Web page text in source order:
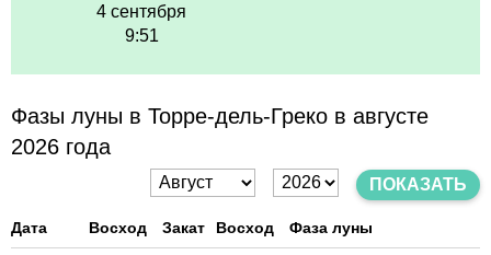
4 сентября
9:51
Фазы луны в Торре-дель-Греко в августе
2026 года
ПОКАЗАТЬ
Дата Восход Закат Восход Фаза луны